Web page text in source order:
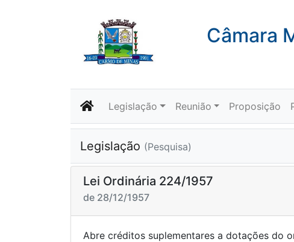
Câmara
Legislação Reunião Proposição
Legislação (Pesquisa)
Lei Ordinária 224/1957
de 28/12/1957
Abre créditos suplementares a dotações do